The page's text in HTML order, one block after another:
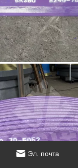
Эл. почта